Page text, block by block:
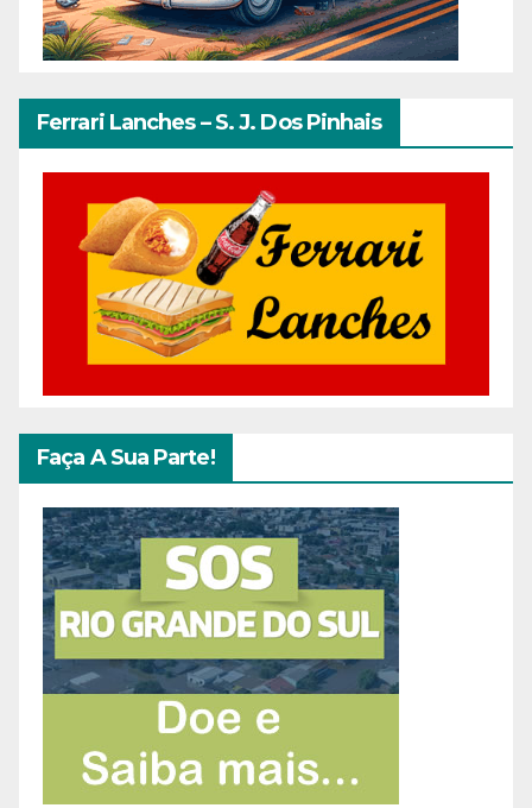
Ferrari Lanches – S. J. Dos Pinhais
Faça A Sua Parte!